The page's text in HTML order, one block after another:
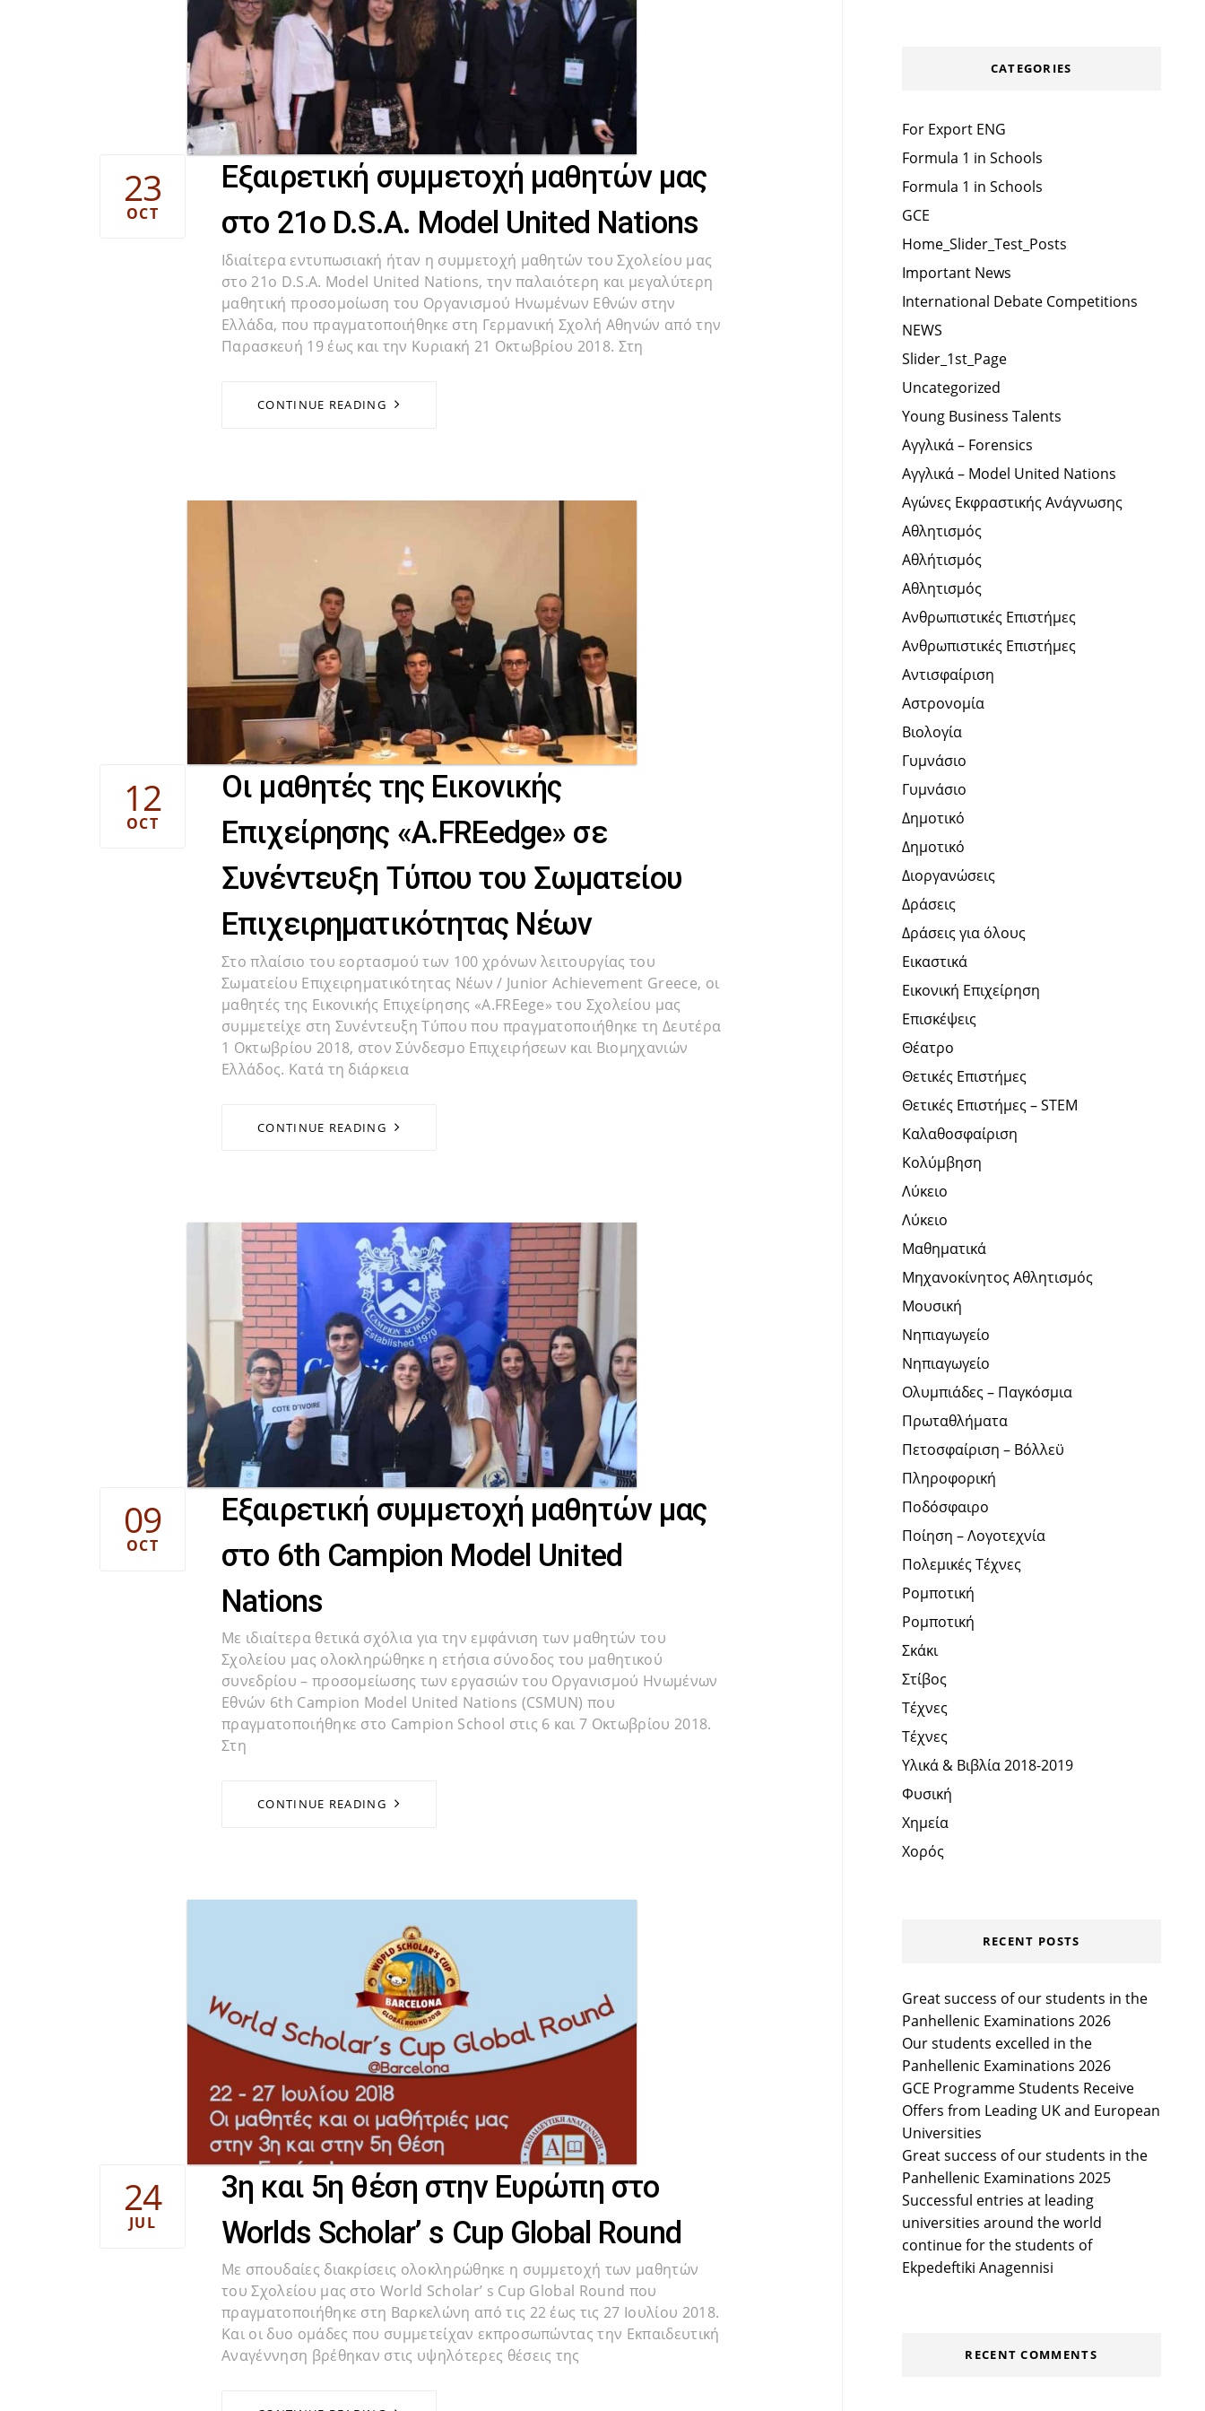
23
OCT
Εξαιρετική συμμετοχή μαθητών μας
στο 21ο D.S.A. Model United Nations
Ιδιαίτερα εντυπωσιακή ήταν η συμμετοχή μαθητών του Σχολείου μας
στο 21ο D.S.A. Model United Nations, την παλαιότερη και μεγαλύτερη
μαθητική προσομοίωση του Οργανισμού Ηνωμένων Εθνών στην
Ελλάδα, που πραγματοποιήθηκε στη Γερμανική Σχολή Αθηνών από την
Παρασκευή 19 έως και την Κυριακή 21 Οκτωβρίου 2018. Στη
CONTINUE READING
12
OCT
Οι μαθητές της Εικονικής
Επιχείρησης «A.FREedge» σε
Συνέντευξη Τύπου του Σωματείου
Επιχειρηματικότητας Νέων
Στο πλαίσιο του εορτασμού των 100 χρόνων λειτουργίας του
Σωματείου Επιχειρηματικότητας Νέων / Junior Achievement Greece, οι
μαθητές της Εικονικής Επιχείρησης «A.FREege» του Σχολείου μας
συμμετείχε στη Συνέντευξη Τύπου που πραγματοποιήθηκε τη Δευτέρα
1 Οκτωβρίου 2018, στον Σύνδεσμο Επιχειρήσεων και Βιομηχανιών
Ελλάδος. Κατά τη διάρκεια
CONTINUE READING
09
OCT
Εξαιρετική συμμετοχή μαθητών μας
στο 6th Campion Model United
Nations
Με ιδιαίτερα θετικά σχόλια για την εμφάνιση των μαθητών του
Σχολείου μας ολοκληρώθηκε η ετήσια σύνοδος του μαθητικού
συνεδρίου – προσομείωσης των εργασιών του Οργανισμού Ηνωμένων
Εθνών 6th Campion Model United Nations (CSMUN) που
πραγματοποιήθηκε στο Campion School στις 6 και 7 Οκτωβρίου 2018.
Στη
CONTINUE READING
24
JUL
3η και 5η θέση στην Ευρώπη στο
Worlds Scholar’ s Cup Global Round
Με σπουδαίες διακρίσεις ολοκληρώθηκε η συμμετοχή των μαθητών
του Σχολείου μας στο World Scholar’ s Cup Global Round που
πραγματοποιήθηκε στη Βαρκελώνη από τις 22 έως τις 27 Ιουλίου 2018.
Και οι δυο ομάδες που συμμετείχαν εκπροσωπώντας την Εκπαιδευτική
Αναγέννηση βρέθηκαν στις υψηλότερες θέσεις της
CATEGORIES
For Export ENG
Formula 1 in Schools
Formula 1 in Schools
GCE
Home_Slider_Test_Posts
Important News
International Debate Competitions
NEWS
Slider_1st_Page
Uncategorized
Young Business Talents
Αγγλικά – Forensics
Αγγλικά – Model United Nations
Αγώνες Εκφραστικής Ανάγνωσης
Αθλητισμός
Αθλήτισμός
Αθλητισμός
Ανθρωπιστικές Επιστήμες
Ανθρωπιστικές Επιστήμες
Αντισφαίριση
Αστρονομία
Βιολογία
Γυμνάσιο
Γυμνάσιο
Δημοτικό
Δημοτικό
Διοργανώσεις
Δράσεις
Δράσεις για όλους
Εικαστικά
Εικονική Επιχείρηση
Επισκέψεις
Θέατρο
Θετικές Επιστήμες
Θετικές Επιστήμες – STEM
Καλαθοσφαίριση
Κολύμβηση
Λύκειο
Λύκειο
Μαθηματικά
Μηχανοκίνητος Αθλητισμός
Μουσική
Νηπιαγωγείο
Νηπιαγωγείο
Ολυμπιάδες – Παγκόσμια
Πρωταθλήματα
Πετοσφαίριση – Βόλλεϋ
Πληροφορική
Ποδόσφαιρο
Ποίηση – Λογοτεχνία
Πολεμικές Τέχνες
Ρομποτική
Ρομποτική
Σκάκι
Στίβος
Τέχνες
Τέχνες
Υλικά & Βιβλία 2018-2019
Φυσική
Χημεία
Χορός
RECENT POSTS
Great success of our students in the
Panhellenic Examinations 2026
Our students excelled in the
Panhellenic Examinations 2026
GCE Programme Students Receive
Offers from Leading UK and European
Universities
Great success of our students in the
Panhellenic Examinations 2025
Successful entries at leading
universities around the world
continue for the students of
Ekpedeftiki Anagennisi
RECENT COMMENTS